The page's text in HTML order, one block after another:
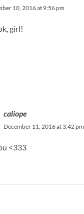
10, 2016 at 9:56 pm
girl!
caliope
December 11, 2016 at 3:42 pm
<333